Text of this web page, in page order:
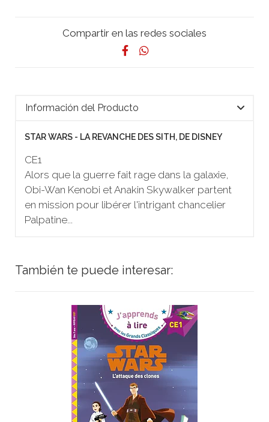
Compartir en las redes sociales
Información del Producto
STAR WARS - LA REVANCHE DES SITH, DE DISNEY
CE1
Alors que la guerre fait rage dans la galaxie,
Obi-Wan Kenobi et Anakin Skywalker partent
en mission pour libérer l'intrigant chancelier
Palpatine...
También te puede interesar: